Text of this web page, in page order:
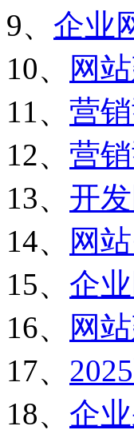
9、 企业
10、
网
11、 营
12、 营
13、 开
14、
网
15、 企
16、
网
17、
18、 企